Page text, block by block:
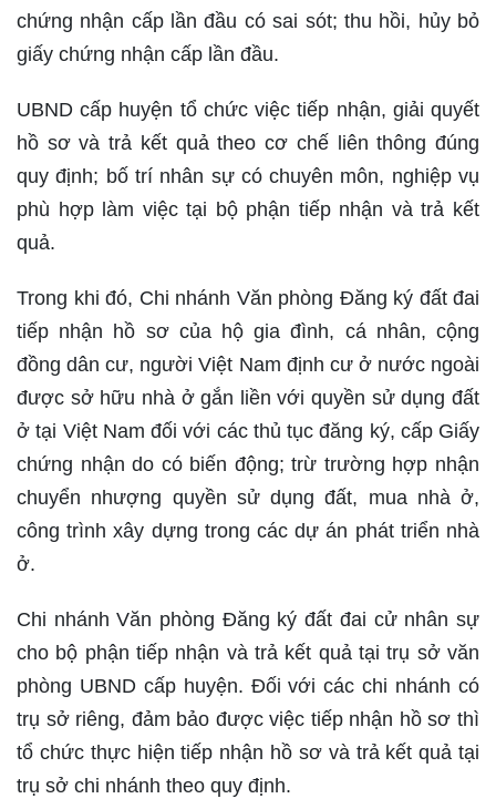
chứng nhận cấp lần đầu có sai sót; thu hồi, hủy bỏ
giấy chứng nhận cấp lần đầu.
UBND cấp huyện tổ chức việc tiếp nhận, giải quyết
hồ sơ và trả kết quả theo cơ chế liên thông đúng
quy định; bố trí nhân sự có chuyên môn, nghiệp vụ
phù hợp làm việc tại bộ phận tiếp nhận và trả kết
quả.
Trong khi đó, Chi nhánh Văn phòng Đăng ký đất đai
tiếp nhận hồ sơ của hộ gia đình, cá nhân, cộng
đồng dân cư, người Việt Nam định cư ở nước ngoài
được sở hữu nhà ở gắn liền với quyền sử dụng đất
ở tại Việt Nam đối với các thủ tục đăng ký, cấp Giấy
chứng nhận do có biến động; trừ trường hợp nhận
chuyển nhượng quyền sử dụng đất, mua nhà ở,
công trình xây dựng trong các dự án phát triển nhà
ở.
Chi nhánh Văn phòng Đăng ký đất đai cử nhân sự
cho bộ phận tiếp nhận và trả kết quả tại trụ sở văn
phòng UBND cấp huyện. Đối với các chi nhánh có
trụ sở riêng, đảm bảo được việc tiếp nhận hồ sơ thì
tổ chức thực hiện tiếp nhận hồ sơ và trả kết quả tại
trụ sở chi nhánh theo quy định.